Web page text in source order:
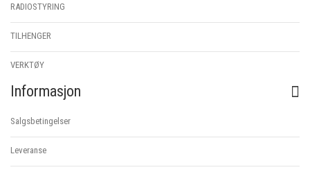
RADIOSTYRING
TILHENGER
VERKTØY
Informasjon
Salgsbetingelser
Leveranse